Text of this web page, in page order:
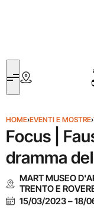
HOME›EVENTI E MOSTRE›
Focus |
dramma
MART MUSEO
TRENTO E
15/03/2023–18/